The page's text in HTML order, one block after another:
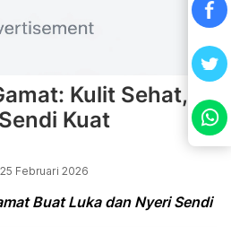
Kulit Sehat,
Kuat
25 Februari 2026
Buat Luka dan Nyeri Sendi